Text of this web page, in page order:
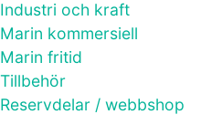
Industri och kraft
Marin kommersiell
Marin fritid
Tillbehör
Reservdelar / webbshop
bra som
möjligt under
ditt besök.
Om du nekar
de här
kakorna